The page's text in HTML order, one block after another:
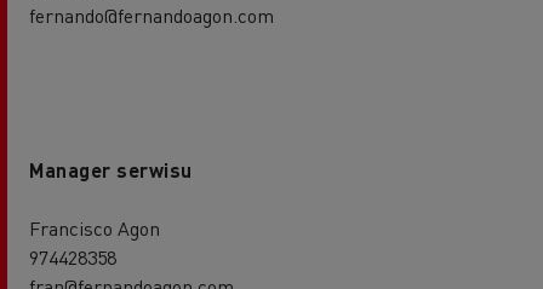
fernando@fernandoagon.com
Manager serwisu
Francisco Agon
974428358